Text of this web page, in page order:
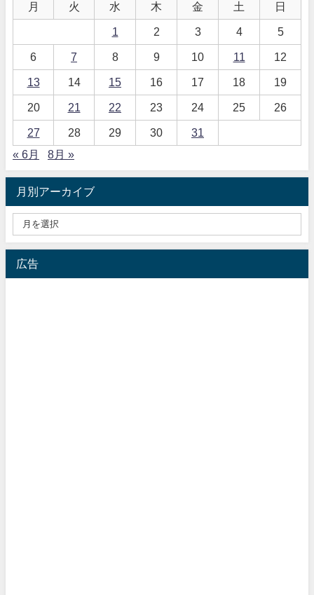
月 火 水 木 金 土 日
1 2 3 4 5
6 7 8 9 10 11 12
13 14 15 16 17 18 19
20 21 22 23 24 25 26
27 28 29 30
31
« 6月
8月 »
月別アーカイブ
広告